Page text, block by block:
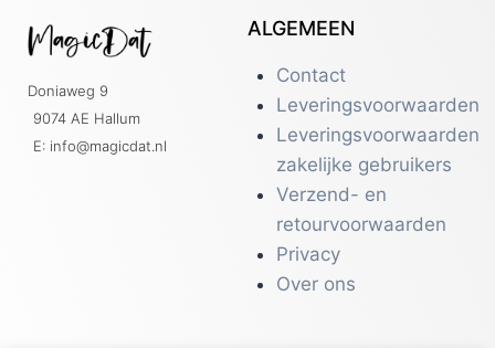
Doniaweg 9
9074 AE Hallum
E: info@magicdat.nl
ALGEMEEN
Contact
Leveringsvoorwaarden
Leveringsvoorwaarden
zakelijke gebruikers
Verzend- en
retourvoorwaarden
Privacy
Over ons